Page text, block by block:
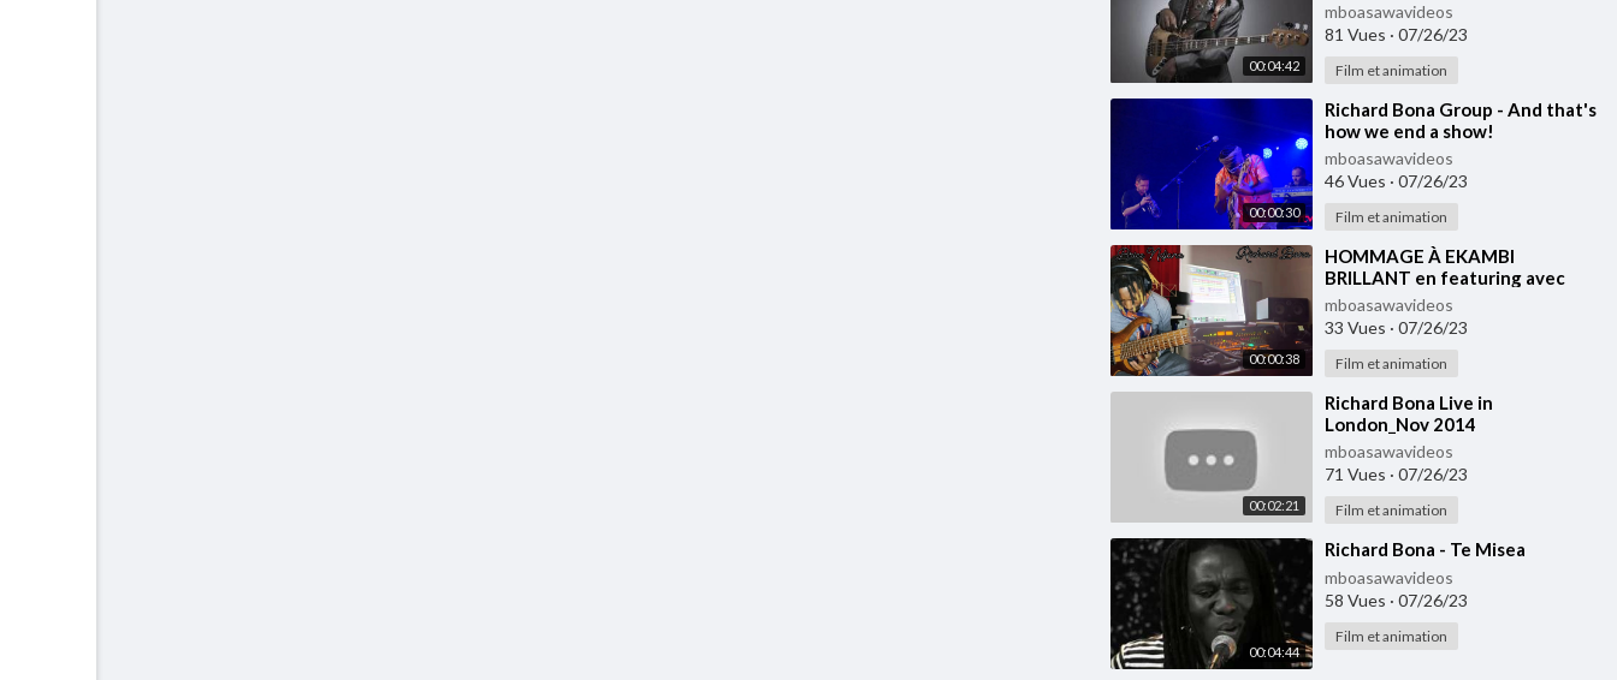
00:04:42
mboasawavideos
81 Vues · 07/26/23
Film et animation
00:00:30
⁣Richard Bona Group - And that's
how we end a show!
mboasawavideos
46 Vues · 07/26/23
Film et animation
00:00:38
⁣HOMMAGE À EKAMBI
BRILLANT en featuring avec
Richard BONA à la voix et à la
prod.. Rest in peace ❤️
mboasawavideos
33 Vues · 07/26/23
Film et animation
00:02:21
⁣Richard Bona Live in
London_Nov 2014
mboasawavideos
71 Vues · 07/26/23
Film et animation
00:04:44
⁣Richard Bona - Te Misea
mboasawavideos
58 Vues · 07/26/23
Film et animation